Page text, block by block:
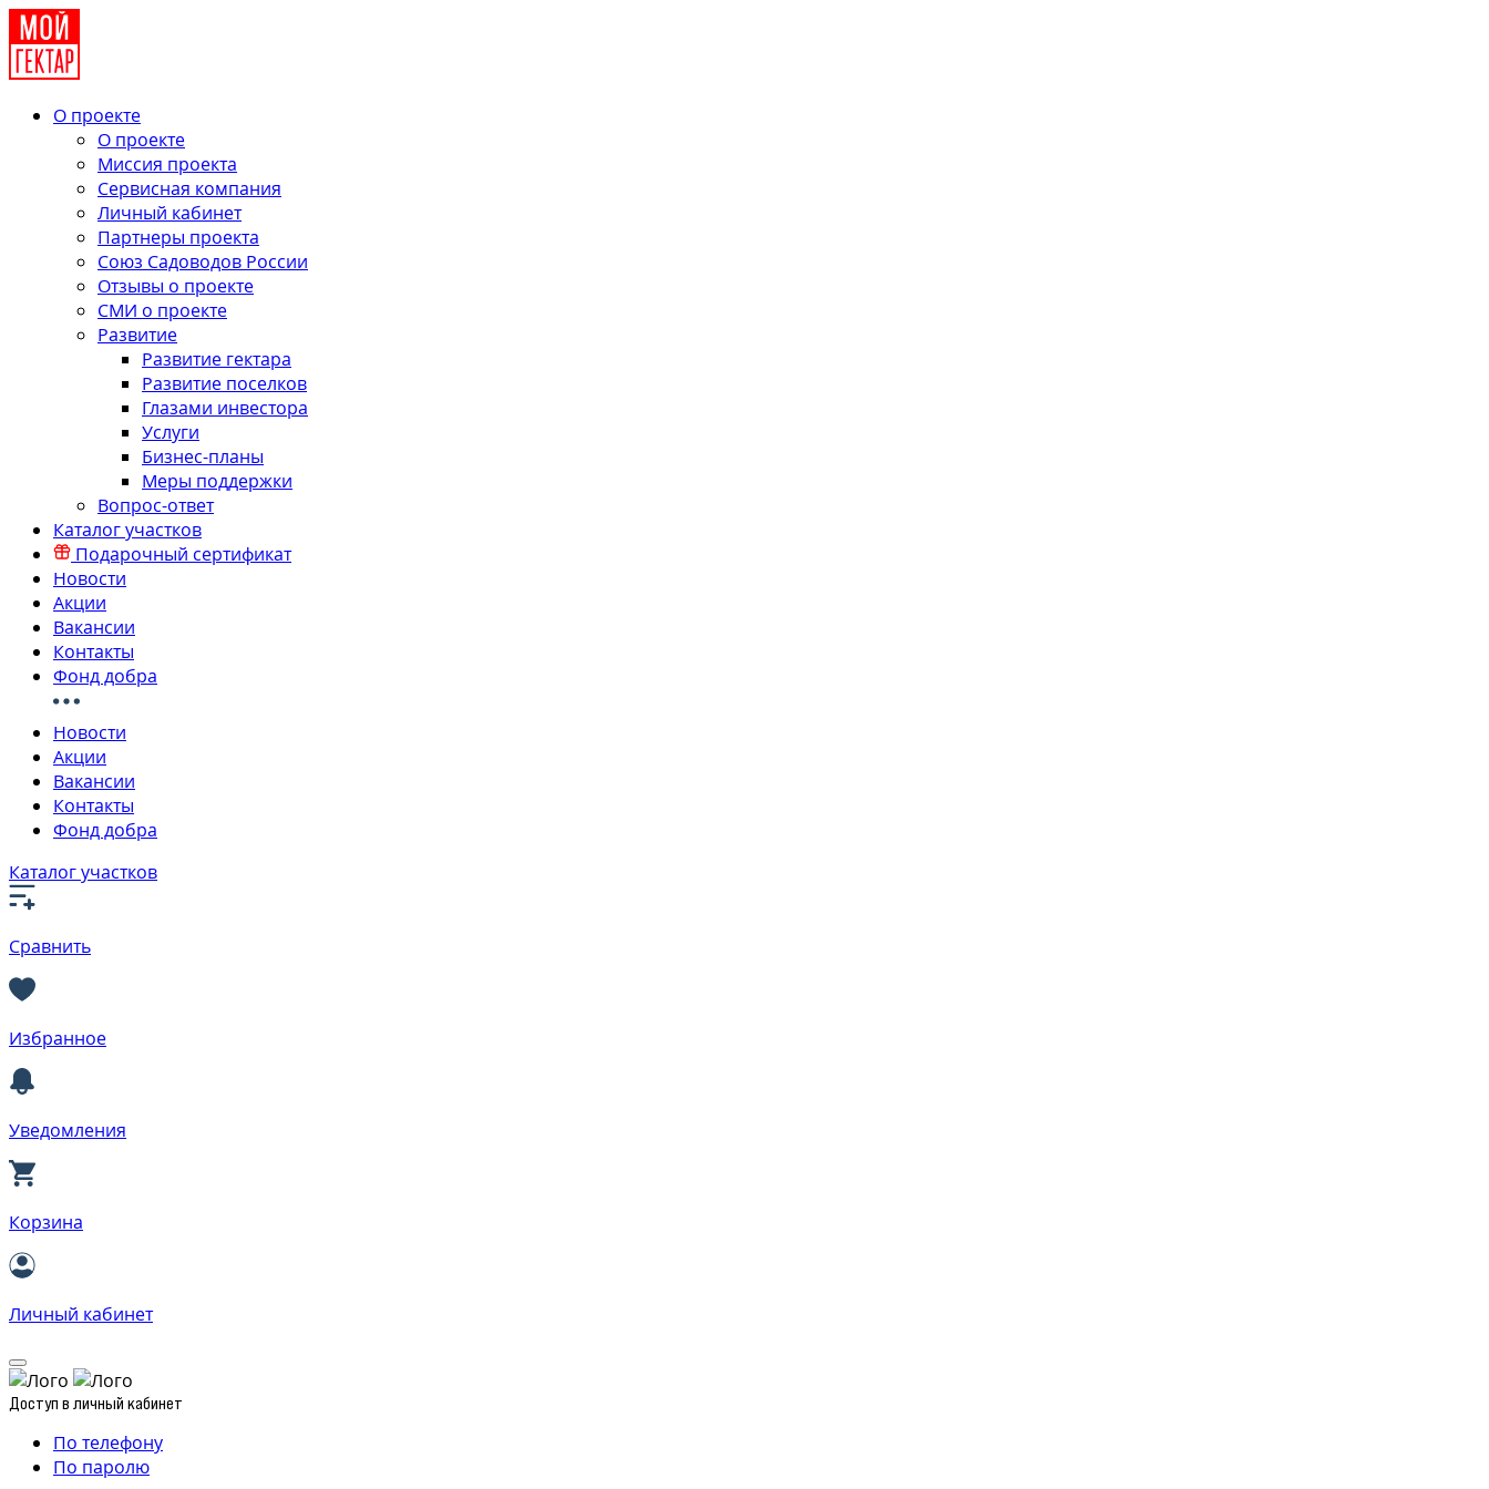
О проекте
О проекте
Миссия проекта
Сервисная компания
Личный кабинет
Партнеры проекта
Союз Садоводов России
Отзывы о проекте
СМИ о проекте
Развитие
Развитие гектара
Развитие поселков
Глазами инвестора
Услуги
Бизнес-планы
Меры поддержки
Вопрос-ответ
Каталог участков
Подарочный сертификат
Новости
Акции
Вакансии
Контакты
Фонд добра
Новости
Акции
Вакансии
Контакты
Фонд добра
Каталог участков
Сравнить
Избранное
Уведомления
Корзина
Личный кабинет
Доступ в личный кабинет
По телефону
По паролю